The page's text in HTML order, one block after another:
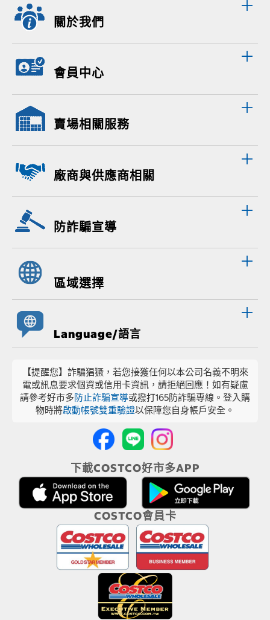
關於我們
會員中心
賣場相關服務
廠商與供應商相關
防詐騙宣導
區域選擇
Language/語言
【提醒您】詐騙猖獗，若您接獲任何以本公司名義不明來
電或訊息要求個資或信用卡資訊，請拒絕回應！如有疑慮
請參考好市多防止詐騙宣導或撥打165防詐騙專線。登入購
物時將啟動帳號雙重驗證以保障您自身帳戶安全。
下載COSTCO好市多APP
COSTCO會員卡